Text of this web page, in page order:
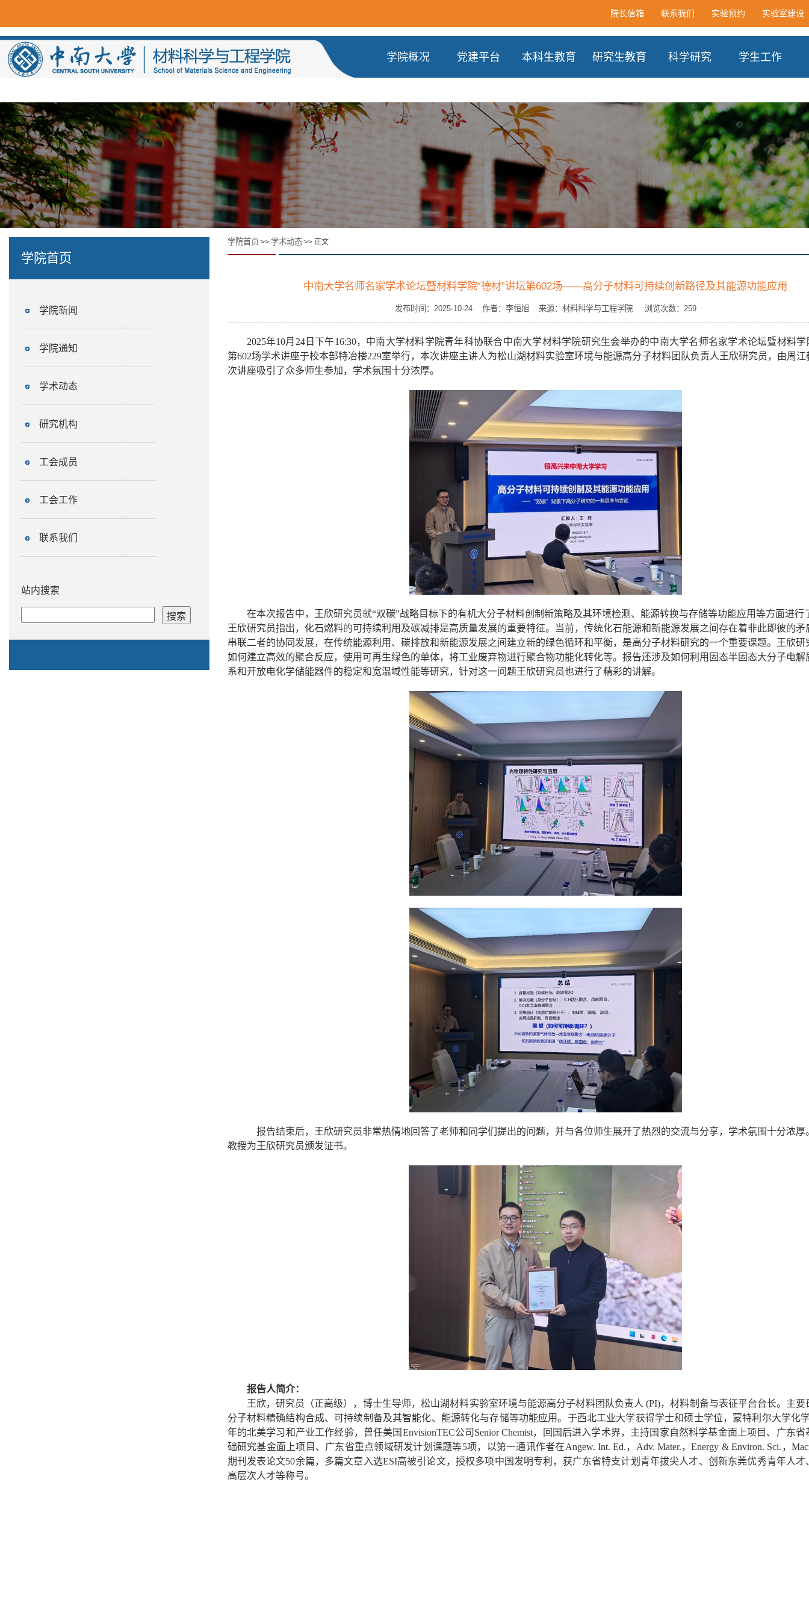
院长信箱 联系我们 实验预约 实验室建设
学院概况 党建平台 本科生教育 研究生教育 科学研究 学生工作
学院首页
学院新闻
学院通知
学术动态
研究机构
工会成员
工会工作
联系我们
站内搜索
学院首页 >> 学术动态>> 正文
中南大学名师名家学术论坛暨材料学院“德材”讲坛第602场——高分子材料可持续创新路径及其能源功能应用
发布时间：2025-10-24 作者：李恒旭 来源：材料科学与工程学院 浏览次数： 259
2025年10月 24日下午16:30，中南大学材料学院青年科协联合中南大学材料学院研究生会举办的中南大学名师名家学术论坛暨材料学
第602场学术讲座于校本部特冶楼229室举行，本次讲座主讲人为松山湖材料实验室环境与能源高分子材料团队负责人王欣研究员，由周江
次讲座吸引了众多师生参加，学术氛围十分浓厚。
在本次报告中，王欣研究员就“双碳”战略目标下的有机大分子材料创制新策略及其环境检测、能源转换与存储等功能应用等方面进行
王欣研究员指出，化石燃料的可持续利用及碳减排是高质量发展的重要特征。当前，传统化石能源和新能源发展之间存在着非此即彼的矛
串联二者的协同发展，在传统能源利用、碳排放和新能源发展之间建立新的绿色循环和平衡，是高分子材料研究的一个重要课题。王欣研
如何建立高效的聚合反应，使用可再生绿色的单体，将工业废弃物进行聚合物功能化转化等。报告还涉及如何利用固态半固态大分子电解
系和开放电化学储能器件的稳定和宽温域性能等研究，针对这一问题王欣研究员也进行了精彩的讲解。
报告结束后，王欣研究员非常热情地回答了老师和同学们提出的问题，并与各位师生展开了热烈的交流与分享，学术氛围十分浓厚
教授为王欣研究员颁发证书。
报告人简介：
王欣，研究员（正高级），博士生导师，松山湖材料实验室环境与能源高分子材料团队负责人 (PI)，材料制备与表征平台台长。主要
分子材料精确结构合成、可持续制备及其智能化、能源转化与存储等功能应用。于西北工业大学获得学士和硕士学位，蒙特利尔大学化
年的北美学习和产业工作经验，曾任美国 EnvisionTEC公司 Senior Chemist，回国后进入学术界，主持国家自然科学基金面上项目、广东省
础研究基金面上项目、广东省重点领域研发计划课题等5项，以第一通讯作者在Angew. Int. Ed.， Adv. Mater.，Energy & Environ. Sci. ，
期刊发表论文50余篇，多篇文章入选ESI高被引论文，授权多项中国发明专利，获广东省特支计划青年拔尖人才、创新东莞优秀青年人才
高层次人才等称号。